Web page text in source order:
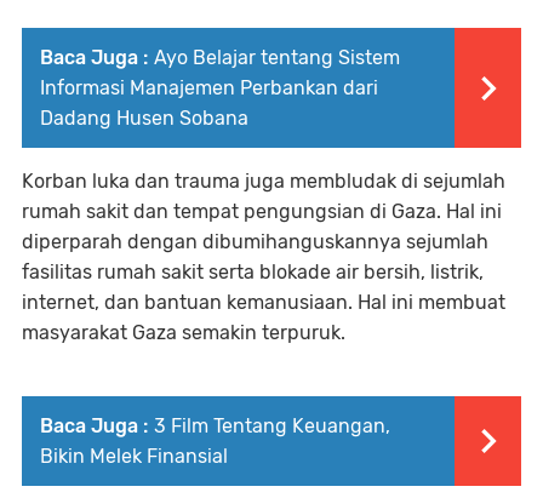
Baca Juga : Ayo Belajar tentang Sistem
Informasi Manajemen Perbankan dari
Dadang Husen Sobana
Korban luka dan trauma juga membludak di sejumlah
rumah sakit dan tempat pengungsian di Gaza. Hal ini
diperparah dengan dibumihanguskannya sejumlah
fasilitas rumah sakit serta blokade air bersih, listrik,
internet, dan bantuan kemanusiaan. Hal ini membuat
masyarakat Gaza semakin terpuruk.
Baca Juga : 3 Film Tentang Keuangan,
Bikin Melek Finansial